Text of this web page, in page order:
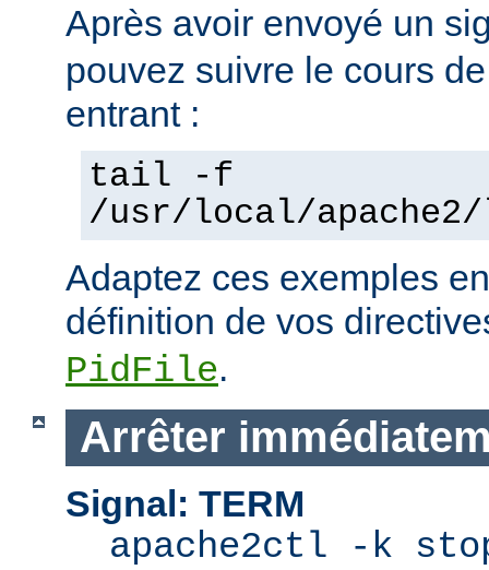
Après avoir envoyé un
pouvez suivre le cours
entrant :
tail -f
/usr/local/
Adaptez ces exemples
définition de vos
PidFile.
Arrêter
Signal: TERM
apache2ctl -k